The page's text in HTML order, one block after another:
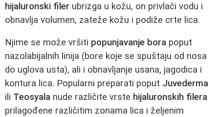
hijaluronski filer ubrizga u kožu, on privlači vodu i
obnavlja volumen, zateže kožu i podiže crte lica.
Njime se može vršiti popunjavanje bora poput
nazolabijalnih linija (bore koje se spuštaju od nosa
do uglova usta), ali i obnavljanje usana, jagodica i
kontura lica. Popularni preparati poput Juvederma
ili Teosyala nude različite vrste hijaluronskih filera
prilagođene različitim zonama lica i željenim